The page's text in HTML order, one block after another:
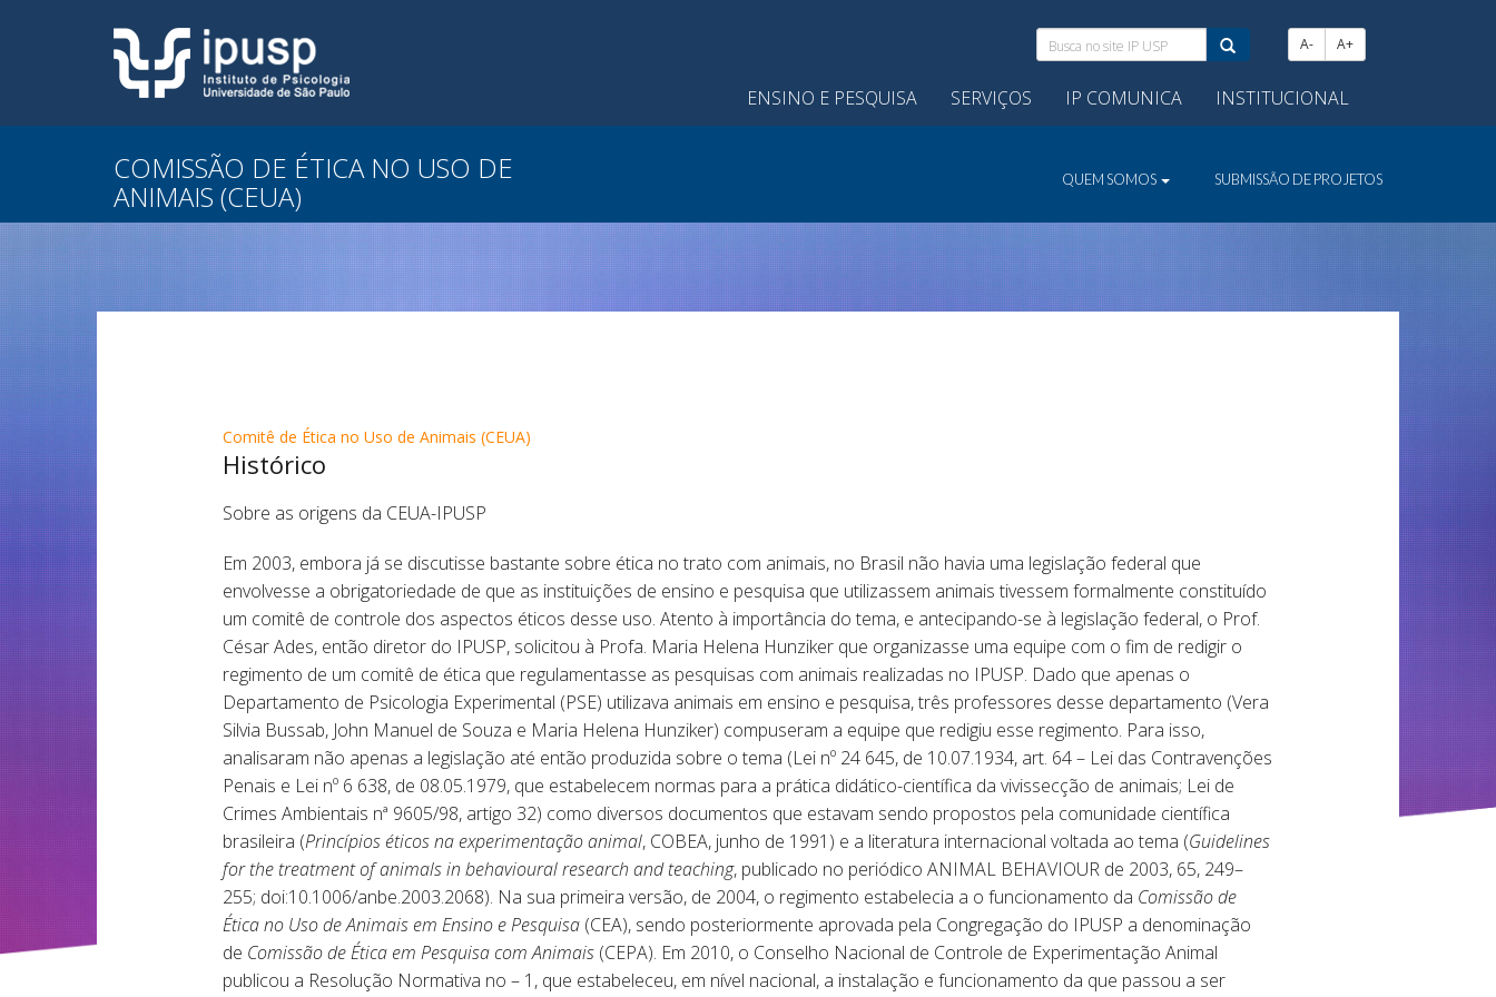
Busca
no
site
IP
A- A+
ENSINO E PESQUISA SERVIÇOS IP COMUNICA INSTITUCIONAL
COMISSÃO DE ÉTICA NO USO DE
ANIMAIS (CEUA) QUEM SOMOS SUBMISSÃO DE PROJETOS
Comitê de Ética no Uso de Animais (CEUA)
Histórico
Sobre as origens da CEUA-IPUSP
Em 2003, embora já se discutisse bastante sobre ética no trato com animais, no Brasil não havia uma legislação federal que
envolvesse a obrigatoriedade de que as instituições de ensino e pesquisa que utilizassem animais tivessem formalmente constituído
um comitê de controle dos aspectos éticos desse uso. Atento à importância do tema, e antecipando-se à legislação federal, o Prof.
César Ades, então diretor do IPUSP, solicitou à Profa. Maria Helena Hunziker que organizasse uma equipe com o fim de redigir o
regimento de um comitê de ética que regulamentasse as pesquisas com animais realizadas no IPUSP. Dado que apenas o
Departamento de Psicologia Experimental (PSE) utilizava animais em ensino e pesquisa, três professores desse departamento (Vera
Silvia Bussab, John Manuel de Souza e Maria Helena Hunziker) compuseram a equipe que redigiu esse regimento. Para isso,
analisaram não apenas a legislação até então produzida sobre o tema (Lei nº 24 645, de 10.07.1934, art. 64 – Lei das Contravenções
Penais e Lei nº 6 638, de 08.05.1979, que estabelecem normas para a prática didático-científica da vivissecção de animais; Lei de
Crimes Ambientais nª 9605/98, artigo 32) como diversos documentos que estavam sendo propostos pela comunidade científica
brasileira (Princípios éticos na experimentação animal, COBEA, junho de 1991) e a literatura internacional voltada ao tema (Guidelines
for the treatment of animals in behavioural research and teaching, publicado no periódico ANIMAL BEHAVIOUR de 2003, 65, 249–
255; doi:10.1006/anbe.2003.2068). Na sua primeira versão, de 2004, o regimento estabelecia a o funcionamento da Comissão de
Ética no Uso de Animais em Ensino e Pesquisa(CEA), sendo posteriormente aprovada pela Congregação do IPUSP a denominação
de Comissão de Ética em Pesquisa com Animais(CEPA). Em 2010, o Conselho Nacional de Controle de Experimentação Animal
publicou a Resolução Normativa no – 1, que estabeleceu, em nível nacional, a instalação e funcionamento da que passou a ser